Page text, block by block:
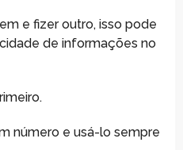
e fizer outro, isso pode
de informações no
número e usá-lo sempre